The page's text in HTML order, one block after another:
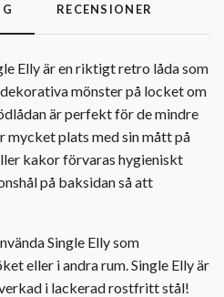
RECENSIONER
Elly är en riktigt retro låda som
mönster på locket om
är perfekt för de mindre
mycket plats med sin mått på
kakor förvaras hygieniskt
på baksidan så att
Single Elly som
eller i andra rum. Single Elly är
i lackerad rostfritt stål!